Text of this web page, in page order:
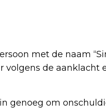
met de naam
volgens de aanklacht
genoeg om